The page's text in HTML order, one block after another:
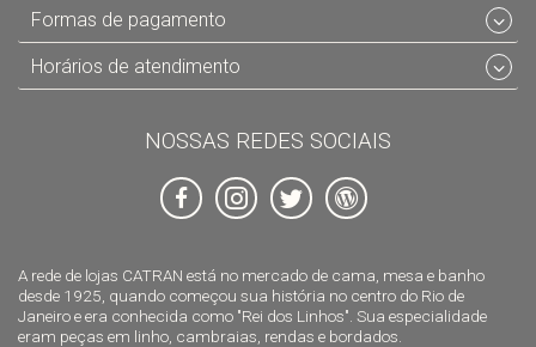
A rede de lojas CATRAN está no mercado de cama, mesa e banho
desde 1925, quando começou sua história no centro do Rio de
Janeiro e era conhecida como "Rei dos Linhos". Sua especialidade
eram peças em linho, cambraias, rendas e bordados.
Formas de pagamento
Horários de atendimento
NOSSAS REDES SOCIAIS